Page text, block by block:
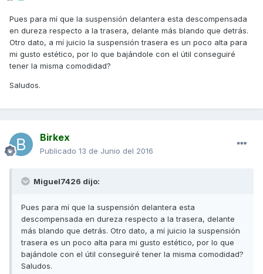
Pues para mí que la suspensión delantera esta descompensada
en dureza respecto a la trasera, delante más blando que detrás.
Otro dato, a mí juicio la suspensión trasera es un poco alta para
mi gusto estético, por lo que bajándole con el útil conseguiré
tener la misma comodidad?
Saludos.
Birkex
Publicado 13 de Junio del 2016
Miguel7426 dijo:
Pues para mí que la suspensión delantera esta
descompensada en dureza respecto a la trasera, delante
más blando que detrás. Otro dato, a mí juicio la suspensión
trasera es un poco alta para mi gusto estético, por lo que
bajándole con el útil conseguiré tener la misma comodidad?
Saludos.